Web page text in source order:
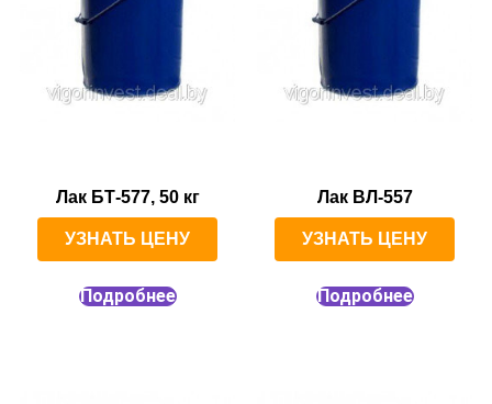
Лак БТ-577, 50 кг
УЗНАТЬ ЦЕНУ
Подробнее
Лак ВЛ-557
УЗНАТЬ ЦЕНУ
Подробнее